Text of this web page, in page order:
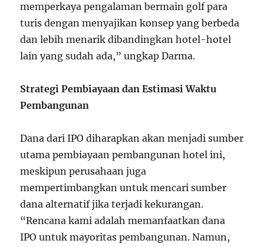
memperkaya pengalaman bermain golf para
turis dengan menyajikan konsep yang berbeda
dan lebih menarik dibandingkan hotel-hotel
lain yang sudah ada,” ungkap Darma.
Strategi Pembiayaan dan Estimasi Waktu
Pembangunan
Dana dari IPO diharapkan akan menjadi sumber
utama pembiayaan pembangunan hotel ini,
meskipun perusahaan juga
mempertimbangkan untuk mencari sumber
dana alternatif jika terjadi kekurangan.
“Rencana kami adalah memanfaatkan dana
IPO untuk mayoritas pembangunan. Namun,